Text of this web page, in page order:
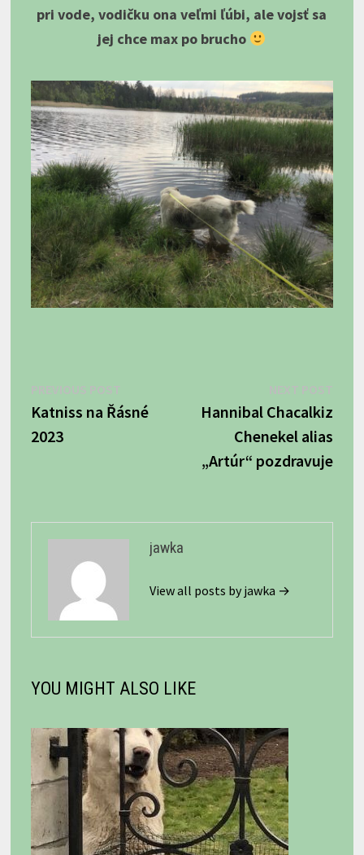
pri vode, vodičku ona veľmi ľúbi, ale vojsť sa
jej chce max po brucho
v
post:
Katniss na Řásné
2023
Hannibal Chacalkiz
Chenekel alias
„Artúr“ pozdravuje
jawka
View all posts by jawka →
YOU MIGHT ALSO LIKE